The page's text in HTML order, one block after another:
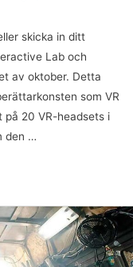
skicka in ditt
Lab och
av oktober. Detta
som VR
på 20 VR-headsets i
den …